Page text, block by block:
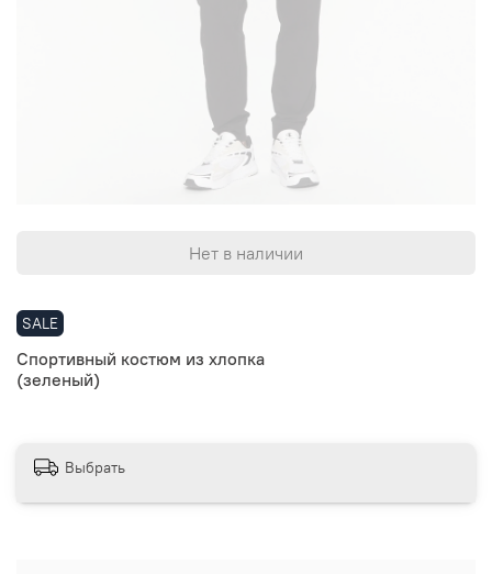
SALE
Спортивный костюм из хлопка
(зеленый)
Нет в наличии
Выбрать